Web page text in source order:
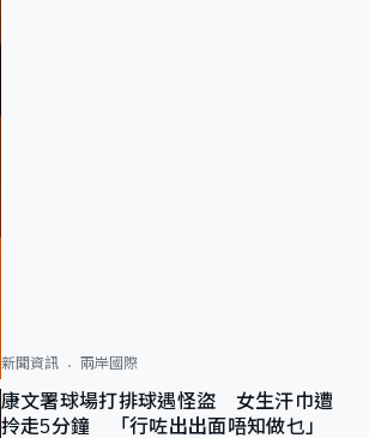
新聞資訊 兩岸國際
康文署球場打排球遇怪盜 女生汗巾遭
拎走5分鐘 「行咗出出面唔知做乜」